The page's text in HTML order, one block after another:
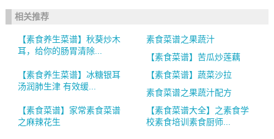
相关推荐
【素食养生菜谱】秋葵炒木
耳，给你的肠胃清除...
素食菜谱之果蔬汁
【素食菜谱】苦瓜炒莲藕
【素食养生菜谱】冰糖银耳
汤润肺生津 有效缓...
【素食菜谱】蔬菜沙拉
素食菜谱之果蔬汁配方
【素食菜谱】家常素食菜谱
之麻辣花生
【素食菜谱大全】之素食学
校素食培训素食厨师...